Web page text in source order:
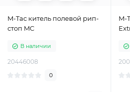
M-Tac китель полевой рип-
стоп MC
В наличии
20446008
0
M-